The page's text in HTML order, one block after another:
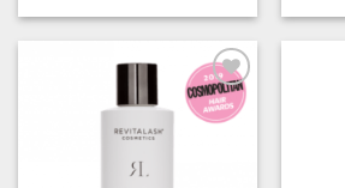
Προσθήκη
στα
Αγαπημένα